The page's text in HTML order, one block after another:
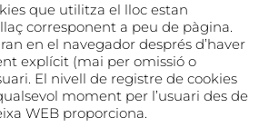
que utilitza el lloc estan
corresponent a peu de pàgina.
en el navegador després d’haver
explícit (mai per omissió o
El nivell de registre de cookies
moment per l’usuari des de
WEB proporciona.